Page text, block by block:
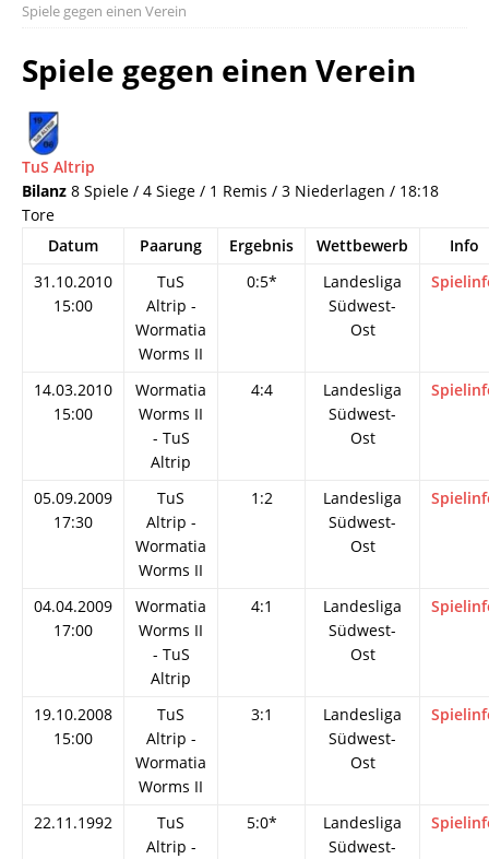
Spiele gegen einen Verein
Spiele gegen einen Verein
TuS Altrip
Bilanz 8 Spiele / 4 Siege / 1 Remis / 3 Niederlagen / 18:18
Tore
Datum
Paarung Ergebnis Wettbewerb
Info
31.10.2010
15:00
TuS
Altrip -
Wormatia
Worms II
0:5*
Landesliga
Südwest-
Ost
14.03.2010
15:00
Wormatia
Worms II
- TuS
Altrip
4:4
Landesliga
Südwest-
Ost
05.09.2009
17:30
TuS
Altrip -
Wormatia
Worms II
1:2
Landesliga
Südwest-
Ost
04.04.2009
17:00
Wormatia
Worms II
- TuS
Altrip
4:1
Landesliga
Südwest-
Ost
19.10.2008
15:00
TuS
Altrip -
Wormatia
Worms II
3:1
Landesliga
Südwest-
Ost
22.11.1992
TuS
Altrip -
5:0*
Landesliga
Südwest-